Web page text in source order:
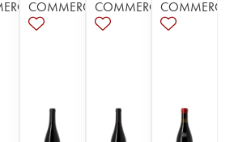
COMMERCECOMMERCECOMMERCE